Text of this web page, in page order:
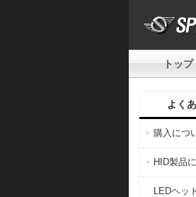
トップ
よく
購入につ
HID製品
LEDヘッ